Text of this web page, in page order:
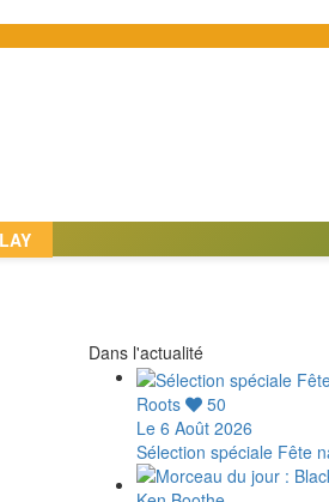
Dans l'actualité
Roots
50
Le 6 Août 2026
Sélection spéciale Fête